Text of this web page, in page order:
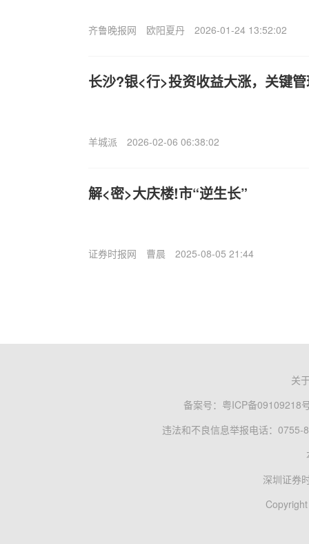
齐鲁晚报网 欧阳夏丹 2026-01-24 13:52:02
长沙?银<行>投资收益大涨，关键
羊城派 2026-02-06 06:38:02
解<密>大庆楼!市“逆生长”
证券时报网 曹晨 2025-08-05 21:44
关
备案号： 粤ICP备09109218
违法和不良信息举报电话：0755-
深圳证券